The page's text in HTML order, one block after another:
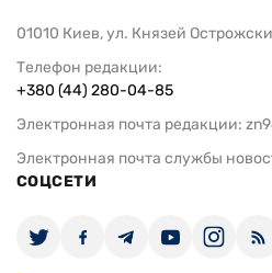
01010 Киев, ул. Князей
Телефон редакции:
+380 (44) 280-04-85
Электронная почта редакции:
Электронная почта службы
СОЦСЕТИ